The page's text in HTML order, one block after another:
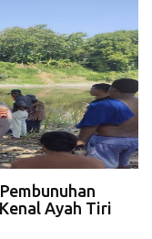
Ayah Tiri